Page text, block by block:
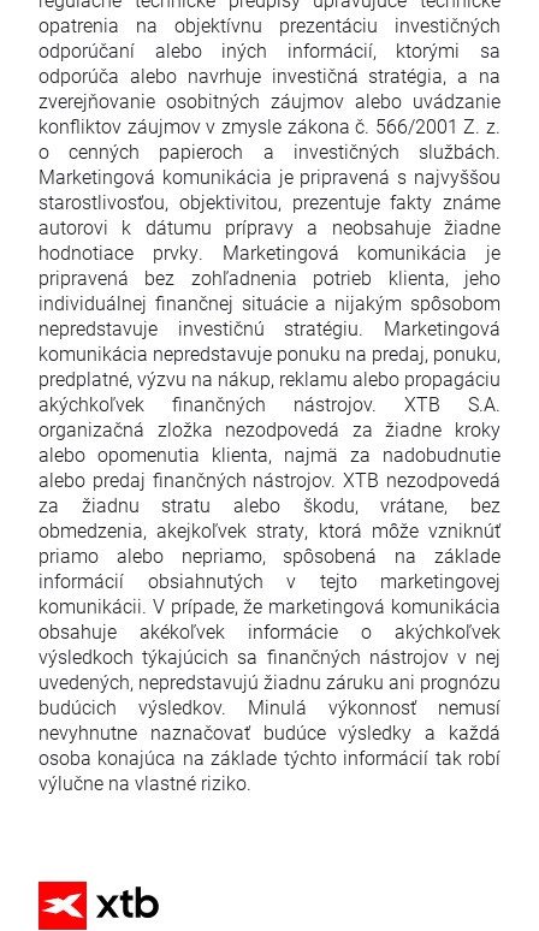
opatrenia na objektívnu prezentáciu investičných
odporúčaní alebo iných informácií, ktorými sa
odporúča alebo navrhuje investičná stratégia, a na
zverejňovanie osobitných záujmov alebo uvádzanie
konfliktov záujmov v zmysle zákona č. 566/2001 Z. z.
o cenných papieroch a investičných službách.
Marketingová komunikácia je pripravená s najvyššou
starostlivosťou, objektivitou, prezentuje fakty známe
autorovi k dátumu prípravy a neobsahuje žiadne
hodnotiace prvky. Marketingová komunikácia je
pripravená bez zohľadnenia potrieb klienta, jeho
individuálnej finančnej situácie a nijakým spôsobom
nepredstavuje investičnú stratégiu. Marketingová
komunikácia nepredstavuje ponuku na predaj, ponuku,
predplatné, výzvu na nákup, reklamu alebo propagáciu
akýchkoľvek finančných nástrojov. XTB S.A.
organizačná zložka nezodpovedá za žiadne kroky
alebo opomenutia klienta, najmä za nadobudnutie
alebo predaj finančných nástrojov. XTB nezodpovedá
za žiadnu stratu alebo škodu, vrátane, bez
obmedzenia, akejkoľvek straty, ktorá môže vzniknúť
priamo alebo nepriamo, spôsobená na základe
informácií obsiahnutých v tejto marketingovej
komunikácii. V prípade, že marketingová komunikácia
obsahuje akékoľvek informácie o akýchkoľvek
výsledkoch týkajúcich sa finančných nástrojov v nej
uvedených, nepredstavujú žiadnu záruku ani prognózu
budúcich výsledkov. Minulá výkonnosť nemusí
nevyhnutne naznačovať budúce výsledky a každá
osoba konajúca na základe týchto informácií tak robí
výlučne na vlastné riziko.